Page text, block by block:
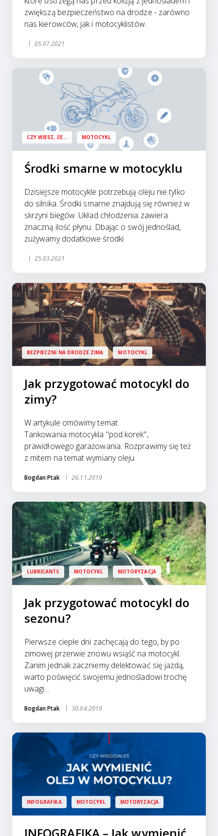
zwiększą bezpieczeństwo na drodze - zarówno
nas kierowców, jak i motocyklistów.
05.07.2021
CZY WIESZ, ŻE... MOTOCYKL
Środki smarne w motocyklu
Dzisiejsze motocykle potrzebują oleju nie tylko
do silnika. Środki smarne znajdują się również w
skrzyni biegów. Układ chłodzenia zawiera
znaczną ilość płynu. Dbając o swój jednoślad,
zużywamy dodatkowe środki.
25.03.2021
BEZPIECZNI NA DRODZE ZIMA MOTOCYKL
Jak przygotować motocykl do
zimy?
W artykule omówimy temat
Tankowania motocykla "pod korek",
prawidłowego garażowania. Rozprawimy się też
z mitem na temat wymiany oleju.
Bogdan Ptak 26.11.2019
LUBRICANTS MOTOCYKL MOTORYZACJA
Jak przygotować motocykl do
sezonu?
Pierwsze ciepłe dni zachęcają do tego, by po
zimowej przerwie znowu wsiąść na motocykl.
Zanim jednak zaczniemy delektować się jazdą,
warto poświęcić swojemu jednośladowi trochę
uwagi...
Bogdan Ptak 30.04.2019
INFOGRAFIKA MOTOCYKL MOTORYZACJA